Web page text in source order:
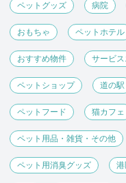
ペットグッズ 病院
おもちゃ ペットホテル
おすすめ物件 サービ
ペットショップ 道の駅
ペットフード 猫カフェ
ペット用品・雑貨・その他
ペット用消臭グッズ 港